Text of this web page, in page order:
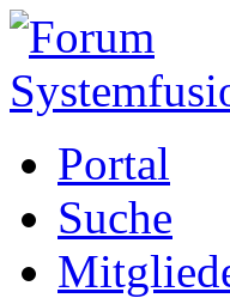
Portal
Suche